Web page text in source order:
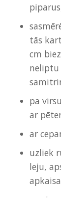
tās
cm
neliptu
pa
ar
ar
uzliek
leju,